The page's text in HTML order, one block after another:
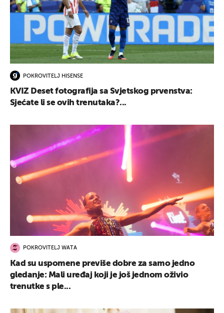
POKROVITELJ HISENSE
KVIZ Deset fotografija sa Svjetskog prvenstva:
Sjećate li se ovih trenutaka?...
POKROVITELJ WATA
Kad su uspomene previše dobre za samo jedno
gledanje: Mali uređaj koji je još jednom oživio
trenutke s ple...